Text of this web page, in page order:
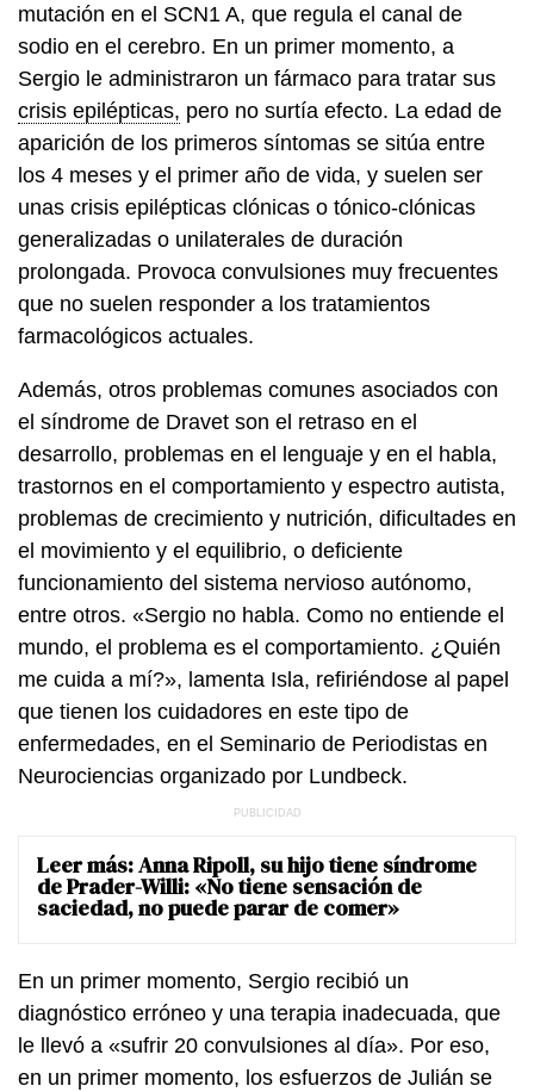
mutación en el SCN1 A, que regula el canal de
sodio en el cerebro. En un primer momento, a
Sergio le administraron un fármaco para tratar sus
crisis epilépticas, pero no surtía efecto. La edad de
aparición de los primeros síntomas se sitúa entre
los 4 meses y el primer año de vida, y suelen ser
unas crisis epilépticas clónicas o tónico-clónicas
generalizadas o unilaterales de duración
prolongada. Provoca convulsiones muy frecuentes
que no suelen responder a los tratamientos
farmacológicos actuales.
Además, otros problemas comunes asociados con
el síndrome de Dravet son el retraso en el
desarrollo, problemas en el lenguaje y en el habla,
trastornos en el comportamiento y espectro autista,
problemas de crecimiento y nutrición, dificultades en
el movimiento y el equilibrio, o deficiente
funcionamiento del sistema nervioso autónomo,
entre otros. «Sergio no habla. Como no entiende el
mundo, el problema es el comportamiento. ¿Quién
me cuida a mí?», lamenta Isla, refiriéndose al papel
que tienen los cuidadores en este tipo de
enfermedades, en el Seminario de Periodistas en
Neurociencias organizado por Lundbeck.
Leer más:Anna Ripoll, su hijo tiene síndrome
de Prader-Willi: «No tiene sensación de
saciedad, no puede parar de comer»
En un primer momento, Sergio recibió un
diagnóstico erróneo y una terapia inadecuada, que
le llevó a «sufrir 20 convulsiones al día». Por eso,
en un primer momento, los esfuerzos de Julián se